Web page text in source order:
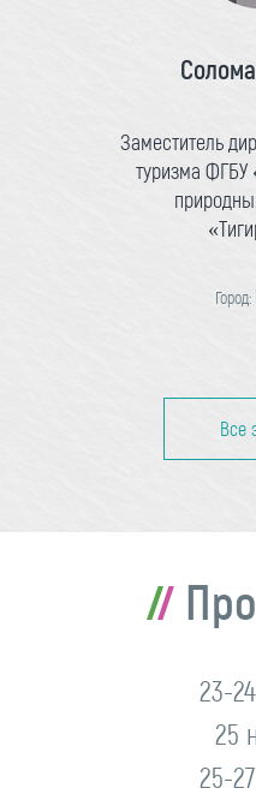
Заместитель
туризма ФГБУ
Город:
Все
23-
25
25-